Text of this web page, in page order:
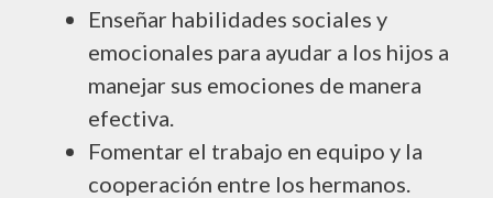
Enseñar habilidades sociales y
emocionales para ayudar a los hijos a
manejar sus emociones de manera
efectiva.
Fomentar el trabajo en equipo y la
cooperación entre los hermanos.